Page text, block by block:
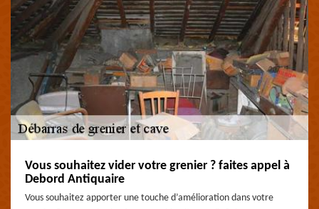
Vous souhaitez vider votre grenier ? faites appel à
Debord Antiquaire
Vous souhaitez apporter une touche d’amélioration dans votre